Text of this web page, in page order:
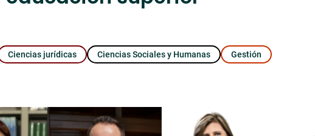
Ciencias jurídicas Ciencias Sociales y Humanas
Gestión